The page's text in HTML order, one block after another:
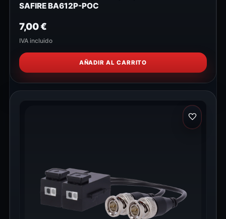
SAFIRE BA612P-POC
7,00€
IVA incluido
AÑADIR AL CARRITO